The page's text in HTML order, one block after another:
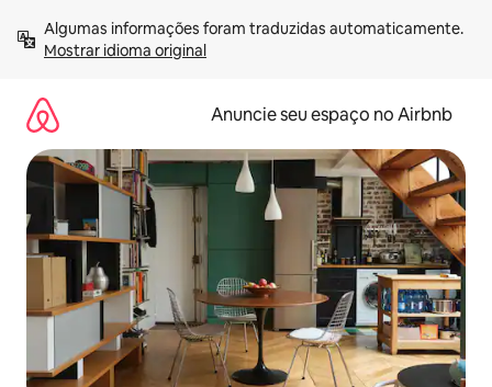
para
Mostrar idioma original
Anuncie seu espaço no Airbnb